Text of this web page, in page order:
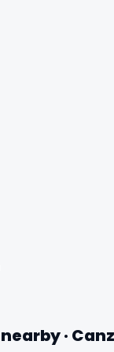
·